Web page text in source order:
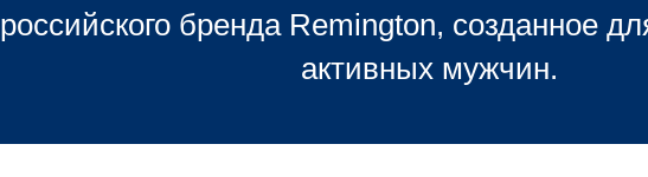
российского бренда Remington, созданное
активных мужчин.